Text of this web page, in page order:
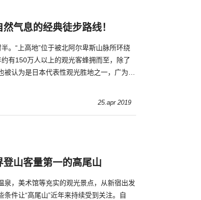
气息的经典徒步路线！
。“上高地”位于被北阿尔卑斯山脉所环绕
有150万人以上的观光客蜂拥而至，除了
认为是日本代表性观光胜地之一，广为人
25.apr 2019
山客量第一的高尾山
泉，美术馆等充实的观光景点，从新宿出发
条件让“高尾山”近年来持续受到关注。自